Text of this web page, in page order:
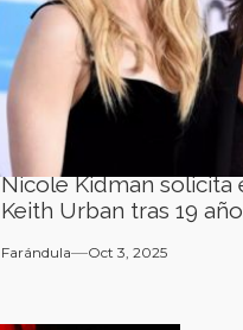
Nicole Kidman solicita
Keith Urban tras 19
Farándula Oct 3, 2025